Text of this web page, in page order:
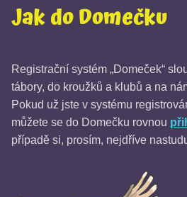
Jak do Domečku
Registrační systém „Domeček“
tábory, do kroužků a klubů a na
Pokud už jste v systému
můžete se do Domečku rovnou
případě si, prosím, nejdříve